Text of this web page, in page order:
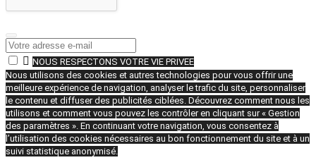
 NOUS RESPECTONS VOTRE VIE PRIVEE
Nous utilisons des cookies et autres technologies pour vous offrir une
meilleure expérience de navigation, analyser le trafic du site, personnaliser
le contenu et diffuser des publicités ciblées. Découvrez comment nous les
utilisons et comment vous pouvez les contrôler en cliquant sur « Gestion
des paramètres ». En continuant votre navigation, vous consentez à
l’utilisation des cookies nécessaires au bon fonctionnement du site et à un
suivi statistique anonymisé.